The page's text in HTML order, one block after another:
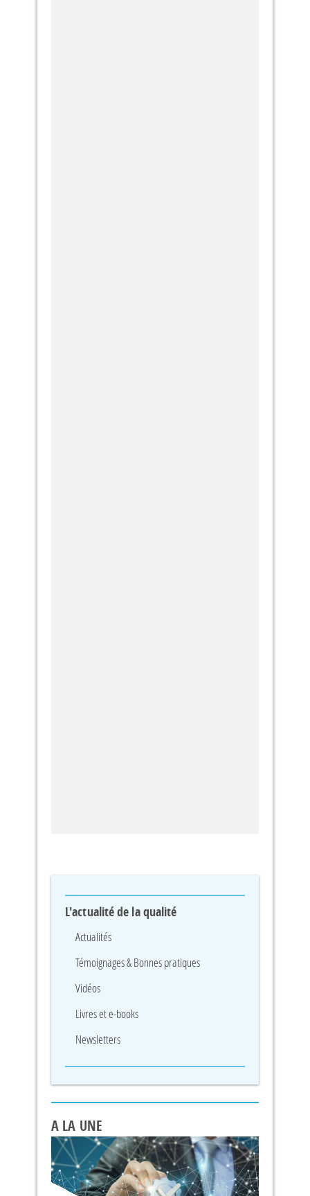
L'actualité de la qualité
Actualités
Témoignages & Bonnes pratiques
Vidéos
Livres et e-books
Newsletters
A LA UNE